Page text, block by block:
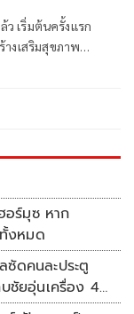
เริ่มต้นครั้งแรก
งเสริมสุขภาพ
อร์มุซ หาก
งหมด
ซัดคนละประตู
ชัยอุ่นเครื่อง 4